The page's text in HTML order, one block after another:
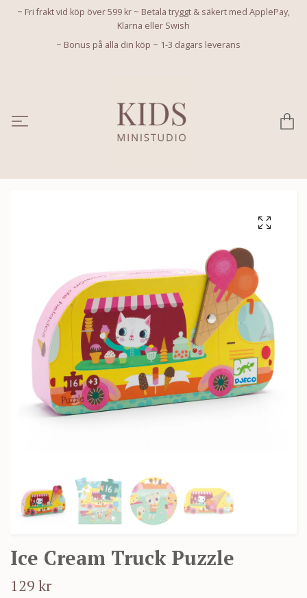
~ Fri frakt vid köp över 599 kr ~ Betala tryggt & säkert med ApplePay,
Klarna eller Swish
~ Bonus på alla din köp ~ 1-3 dagars leverans
Ice Cream Truck Puzzle
129 kr